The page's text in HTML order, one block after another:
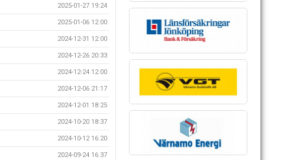
2025-01-27 19:24
2025-01-06 12:00
2024-12-31 12:00
2024-12-26 20:33
2024-12-24 12:00
2024-12-06 21:17
2024-12-01 18:25
2024-10-20 18:37
2024-10-12 16:20
2024-09-24 16:37